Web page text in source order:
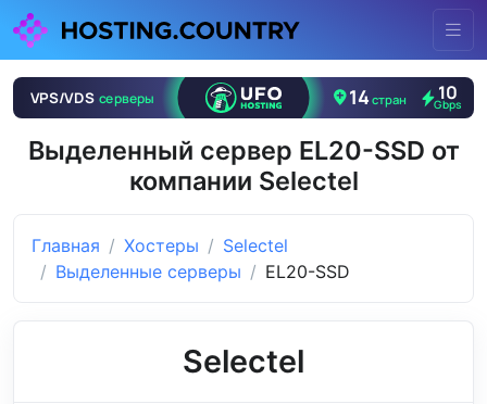
Выделенный сервер EL20-SSD от
компании Selectel
Главная Хостеры
Selectel
Выделенные серверы
EL20-SSD
Selectel